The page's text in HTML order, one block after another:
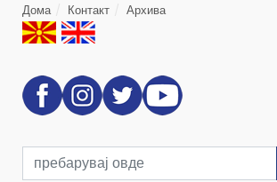
Дома Контакт Архива